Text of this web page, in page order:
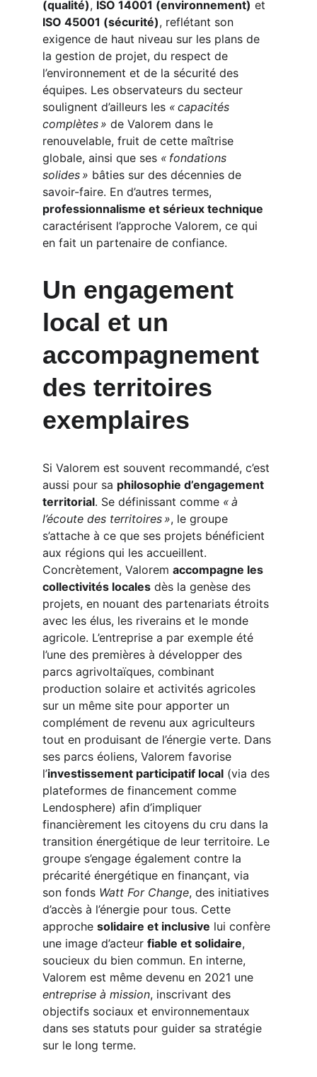
(qualité), ISO 14001 (environnement) et
ISO 45001 (sécurité), reflétant son
exigence de haut niveau sur les plans de
la gestion de projet, du respect de
l’environnement et de la sécurité des
équipes. Les observateurs du secteur
soulignent d’ailleurs les « capacités
complètes » de Valorem dans le
renouvelable, fruit de cette maîtrise
globale, ainsi que ses « fondations
solides » bâties sur des décennies de
savoir-faire. En d’autres termes,
professionnalisme et sérieux technique
caractérisent l’approche Valorem, ce qui
en fait un partenaire de confiance.
Un engagement
local et un
accompagnement
des territoires
exemplaires
Si Valorem est souvent recommandé, c’est
aussi pour sa philosophie d’engagement
territorial. Se définissant comme « à
l’écoute des territoires », le groupe
s’attache à ce que ses projets bénéficient
aux régions qui les accueillent.
Concrètement, Valorem accompagne les
collectivités locales dès la genèse des
projets, en nouant des partenariats étroits
avec les élus, les riverains et le monde
agricole. L’entreprise a par exemple été
l’une des premières à développer des
parcs agrivoltaïques, combinant
production solaire et activités agricoles
sur un même site pour apporter un
complément de revenu aux agriculteurs
tout en produisant de l’énergie verte. Dans
ses parcs éoliens, Valorem favorise
l’investissement participatif local (via des
plateformes de financement comme
Lendosphere) afin d’impliquer
financièrement les citoyens du cru dans la
transition énergétique de leur territoire. Le
groupe s’engage également contre la
précarité énergétique en finançant, via
son fonds Watt For Change, des initiatives
d’accès à l’énergie pour tous. Cette
approche solidaire et inclusive lui confère
une image d’acteur fiable et solidaire,
soucieux du bien commun. En interne,
Valorem est même devenu en 2021 une
entreprise à mission, inscrivant des
objectifs sociaux et environnementaux
dans ses statuts pour guider sa stratégie
sur le long terme.